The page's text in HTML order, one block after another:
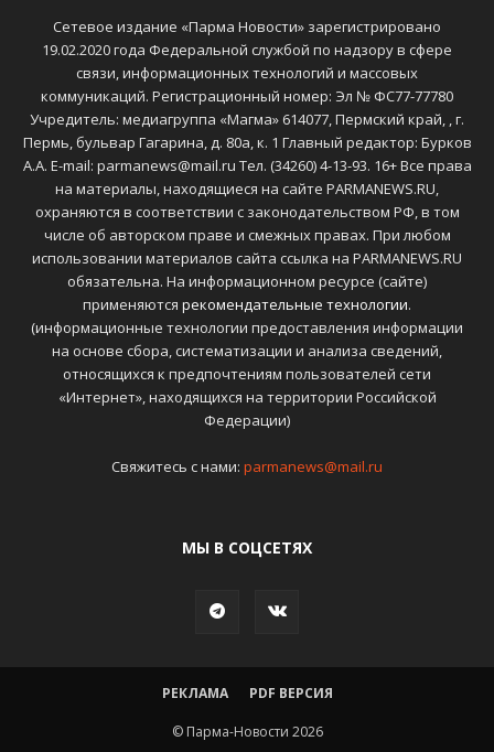
Сетевое издание «Парма Новости» зарегистрировано
19.02.2020 года Федеральной службой по надзору в сфере
связи, информационных технологий и массовых
коммуникаций. Регистрационный номер: Эл № ФС77-77780
Учредитель: медиагруппа «Магма» 614077, Пермский край, , г.
Пермь, бульвар Гагарина, д. 80а, к. 1 Главный редактор: Бурков
А.А. E-mail: parmanews@mail.ru Тел. (34260) 4-13-93. 16+ Все права
на материалы, находящиеся на сайте PARMANEWS.RU,
охраняются в соответствии с законодательством РФ, в том
числе об авторском праве и смежных правах. При любом
использовании материалов сайта ссылка на PARMANEWS.RU
обязательна. На информационном ресурсе (сайте)
применяются рекомендательные технологии.
(информационные технологии предоставления информации
на основе сбора, систематизации и анализа сведений,
относящихся к предпочтениям пользователей сети
«Интернет», находящихся на территории Российской
Федерации)
Свяжитесь с нами: parmanews@mail.ru
МЫ В СОЦСЕТЯХ
РЕКЛАМА PDF ВЕРСИЯ
© Парма-Новости 2026